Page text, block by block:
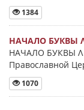
1384
НАЧАЛО БУКВЫ
НАЧАЛО БУКВЫ Λ
Православной
1070